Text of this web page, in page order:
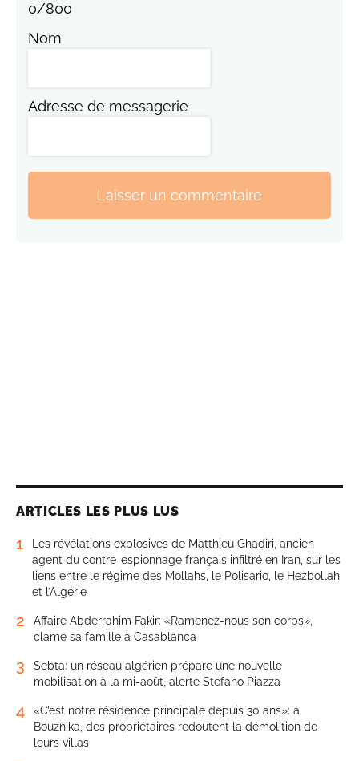
0/800
Nom
Adresse de messagerie
Laisser un commentaire
ARTICLES LES PLUS LUS
1
Les révélations explosives de Matthieu Ghadiri, ancien
agent du contre-espionnage français infiltré en Iran, sur les
liens entre le régime des Mollahs, le Polisario, le Hezbollah
et l’Algérie
2
Affaire Abderrahim Fakir: «Ramenez-nous son corps»,
clame sa famille à Casablanca
3
Sebta: un réseau algérien prépare une nouvelle
mobilisation à la mi-août, alerte Stefano Piazza
4
«C’est notre résidence principale depuis 30 ans»: à
Bouznika, des propriétaires redoutent la démolition de
leurs villas